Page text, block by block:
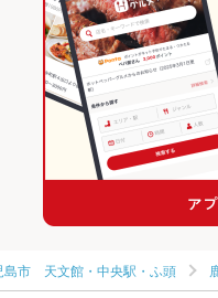
鹿児島市 天文館・中央駅・
鹿児島市 天文館・中央駅
鹿児島中央のグルメランキン
鹿児島中央のイタリアン・
鹿児島中央のイタリアンラン
島市 天文館・中央駅・ふ頭